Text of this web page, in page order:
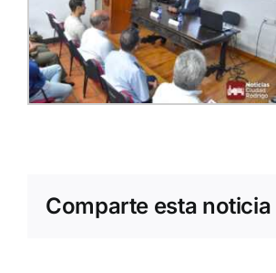
Comparte esta noticia